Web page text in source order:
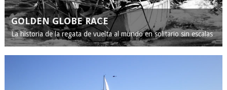
GOLDEN GLOBE RACE
La historia de la regata de vuelta al mundo en solitario sin escalas